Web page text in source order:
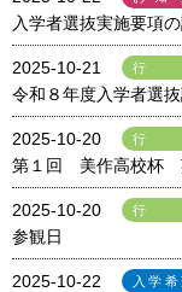
入学者選抜実施要項
2025-10-21 行
令和８年度入学者選
2025-10-20 行
第１回 美作高校杯
2025-10-20 行
参観日
2025-10-22 入学